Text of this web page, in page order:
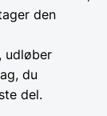
den
udløber
du
del.